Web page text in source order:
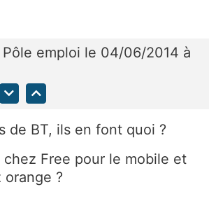
Pôle emploi le 04/06/2014 à
de BT, ils en font quoi ?
Free pour le mobile et
?